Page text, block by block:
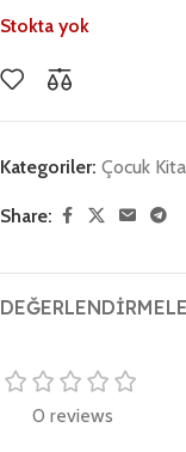
Stokta yok
Kategoriler: Çocuk
Share:
0 reviews